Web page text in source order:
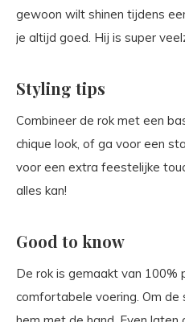
gewoon wilt shinen tijdens
je altijd goed. Hij is super
Styling tips
Combineer de rok met een
chique look, of ga voor een
voor een extra feestelijke
alles kan!
Good to know
De rok is gemaakt van 100%
comfortabele voering. Om